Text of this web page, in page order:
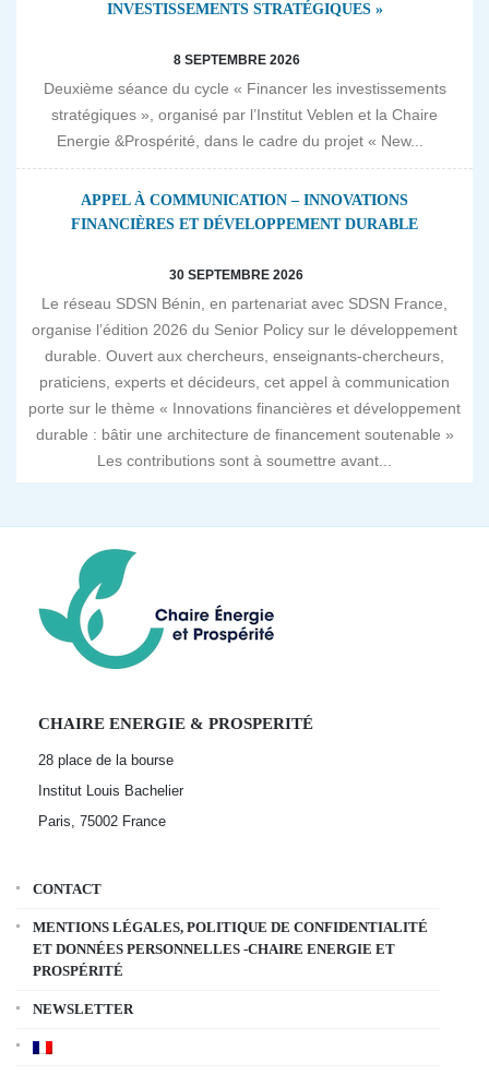
INVESTISSEMENTS STRATÉGIQUES »
8 SEPTEMBRE 2026
Deuxième séance du cycle « Financer les investissements
stratégiques », organisé par l’Institut Veblen et la Chaire
Energie &Prospérité, dans le cadre du projet « New...
APPEL À COMMUNICATION – INNOVATIONS
FINANCIÈRES ET DÉVELOPPEMENT DURABLE
30 SEPTEMBRE 2026
Le réseau SDSN Bénin, en partenariat avec SDSN France,
organise l’édition 2026 du Senior Policy sur le développement
durable. Ouvert aux chercheurs, enseignants-chercheurs,
praticiens, experts et décideurs, cet appel à communication
porte sur le thème « Innovations financières et développement
durable : bâtir une architecture de financement soutenable »
Les contributions sont à soumettre avant...
CHAIRE ENERGIE & PROSPERITÉ
28 place de la bourse
Institut Louis Bachelier
Paris, 75002 France
CONTACT
MENTIONS LÉGALES, POLITIQUE DE CONFIDENTIALITÉ
ET DONNÉES PERSONNELLES -CHAIRE ENERGIE ET
PROSPÉRITÉ
NEWSLETTER